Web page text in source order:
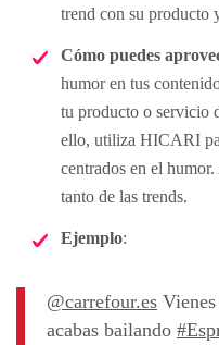
trend con su producto
Cómo puedes
humor en tus
tu producto o servicio
ello, utiliza HICARI
centrados en el
tanto de las trends.
Ejemplo:
@carrefour.es
acabas bailando